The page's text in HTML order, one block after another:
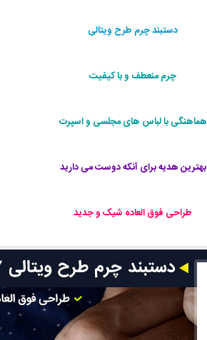
دستبند چرم طرح ویتالی
چرم منعطف و با کیفیت
هماهنگی با لباس های مجلسی و اسپرت
بهترین هدیه برای آنکه دوست می دارید
طراحی فوق العاده شيک و جديد